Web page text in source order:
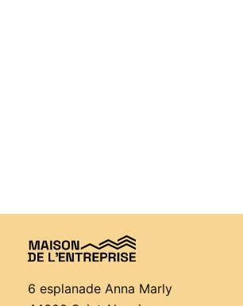
6 esplanade Anna Marly